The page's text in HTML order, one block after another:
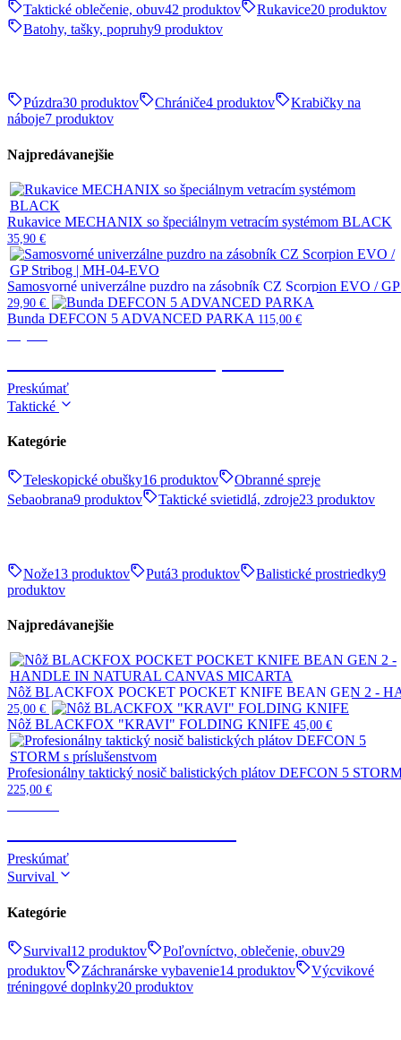
Taktické oblečenie, obuv42 produktov Rukavice20 produktov
Batohy, tašky, popruhy9 produktov
Púzdra30 produktov Chrániče4 produktov
Krabičky na
náboje7 produktov
Najpredávanejšie
Rukavice MECHANIX so špeciálnym vetracím systémom BLACK
35,90 €
Samosvorné univerzálne puzdro na zásobník CZ Scorpion EVO /
29,90 €
Bunda DEFCON 5 ADVANCED PARKA 115,00 €
Preskúmať
Taktické
Kategórie
Teleskopické obušky16 produktov
Obranné spreje
Sebaobrana9 produktov Taktické svietidlá, zdroje23 produktov
Nože13 produktov Putá3 produktov Balistické prostriedky9
produktov
Najpredávanejšie
Nôž BLACKFOX POCKET POCKET KNIFE BEAN GEN 2 -
25,00 €
Nôž BLACKFOX "KRAVI" FOLDING KNIFE 45,00 €
Profesionálny taktický nosič balistických plátov DEFCON 5
225,00 €
Preskúmať
Survival
Kategórie
Survival12 produktov Poľovníctvo, oblečenie, obuv29
produktov
Záchranárske vybavenie14 produktov
Výcvikové
tréningové doplnky20 produktov